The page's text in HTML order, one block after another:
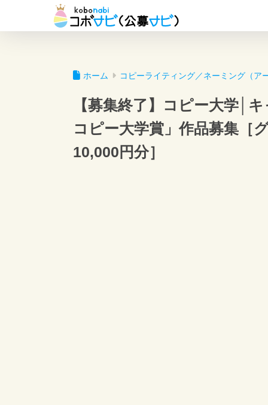
ホーム コピーライティング／ネーミング（ア
【募集終了】コピー大学│
コピー大学賞」作品募集［
10,000円分］